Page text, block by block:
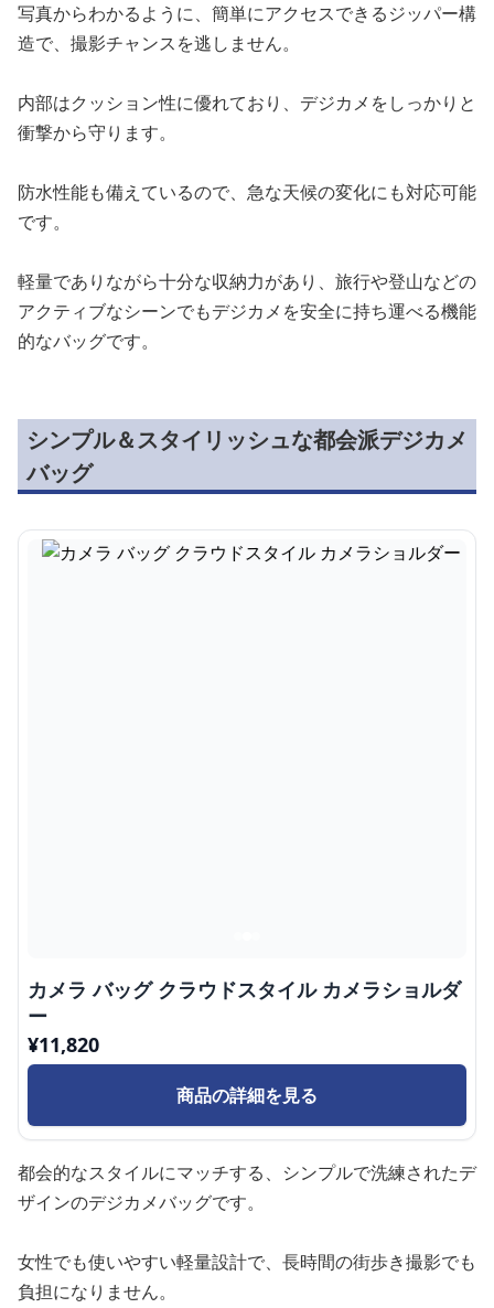
写真からわかるように、簡単にアクセスできるジッパー構
造で、撮影チャンスを逃しません。
内部はクッション性に優れており、デジカメをしっかりと
衝撃から守ります。
防水性能も備えているので、急な天候の変化にも対応可能
です。
軽量でありながら十分な収納力があり、旅行や登山などの
アクティブなシーンでもデジカメを安全に持ち運べる機能
的なバッグです。
シンプル＆スタイリッシュな都会派デジカメ
バッグ
カメラ バッグ クラウドスタイル カメラショルダ
ー
¥11,820
商品の詳細を見る
都会的なスタイルにマッチする、シンプルで洗練されたデ
ザインのデジカメバッグです。
女性でも使いやすい軽量設計で、長時間の街歩き撮影でも
負担になりません。